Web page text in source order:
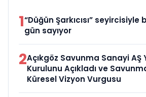
1“Düğün Şarkıcısı”
gün sayıyor
2Açıkgöz Savunma Sanayi AŞ
Kurulunu Açıkladı ve
Küresel Vizyon Vurgusu